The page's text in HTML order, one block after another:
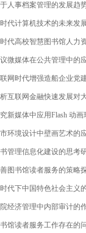
事档案管理的发展趋势
计算机技术的未来发展
高校智慧图书馆人力资
媒体在公共管理中的应
时代增强造船企业党建
联网金融快速发展对大
媒体中应用Flash 动画
境设计中壁画艺术的应
理信息化建设的思考研
书馆读者服务的策略探
下中国特色社会主义的
济管理中内部审计的作
读者服务工作存在的问